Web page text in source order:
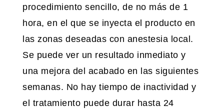
procedimiento sencillo, de no más de 1
hora, en el que se inyecta el producto en
las zonas deseadas con anestesia local.
Se puede ver un resultado inmediato y
una mejora del acabado en las siguientes
semanas. No hay tiempo de inactividad y
el tratamiento puede durar hasta 24